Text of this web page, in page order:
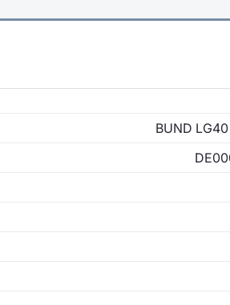
BUND